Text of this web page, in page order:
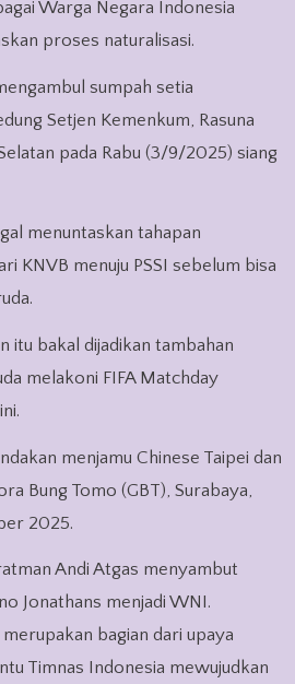
Warga Negara Indonesia
proses naturalisasi.
sumpah setia
Setjen Kemenkum, Rasuna
pada Rabu (3/9/2025) siang
menuntaskan tahapan
KNVB menuju PSSI sebelum bisa
itu bakal dijadikan tambahan
melakoni FIFA Matchday
menjamu Chinese Taipei dan
Bung Tomo (GBT), Surabaya,
2025.
Andi Atgas menyambut
Jonathans menjadi WNI.
bagian dari upaya
Timnas Indonesia mewujudkan